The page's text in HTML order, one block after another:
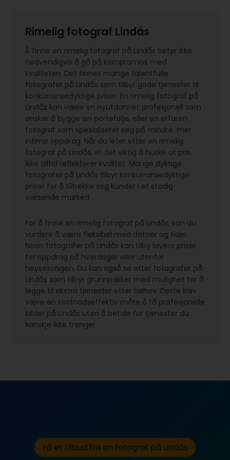
Rimelig fotograf Lindås
Å finne en rimelig fotograf på Lindås betyr ikke
nødvendigvis å gå på kompromiss med
kvaliteten. Det finnes mange talentfulle
fotografer på Lindås som tilbyr gode tjenester til
konkurransedyktige priser. En rimelig fotograf på
Lindås kan være en nyutdannet profesjonell som
ønsker å bygge sin portefølje, eller en erfaren
fotograf som spesialiserer seg på mindre, mer
intime oppdrag. Når du leter etter en rimelig
fotograf på Lindås, er det viktig å huske at pris
ikke alltid reflekterer kvalitet. Mange dyktige
fotografer på Lindås tilbyr konkurransedyktige
priser for å tiltrekke seg kunder i et stadig
voksende marked.
For å finne en rimelig fotograf på Lindås, kan du
vurdere å være fleksibel med datoer og tider.
Noen fotografer på Lindås kan tilby lavere priser
for oppdrag på hverdager eller utenfor
høysesongen. Du kan også se etter fotografer på
Lindås som tilbyr grunnpakker med mulighet for å
legge til ekstra tjenester etter behov. Dette kan
være en kostnadseffektiv måte å få profesjonelle
bilder på Lindås uten å betale for tjenester du
kanskje ikke trenger.
Få et tilbud fra en fotograf på Lindås